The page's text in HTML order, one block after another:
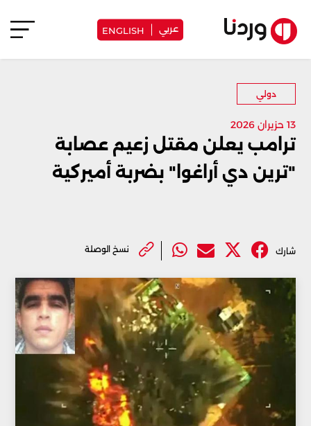
عربي ENGLISH
دولي
13 حزيران 2026
ترامب يعلن مقتل زعيم عصابة
"ترين دي أراغوا" بضربة أميركية
شارك نسخ الوصلة